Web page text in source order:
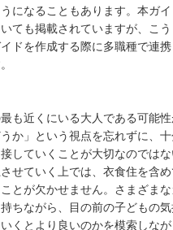
になることもあります。本ガ
ても掲載されていますが、こ
ドを作成する際に多職種で連
も近くにいる大人である可能
か」という視点を忘れずに、
していくことが大切なのではな
せていく上では、衣食住を含
とが欠かせません。さまざま
ちながら、目の前の子どもの気
くとより良いのかを模索しな